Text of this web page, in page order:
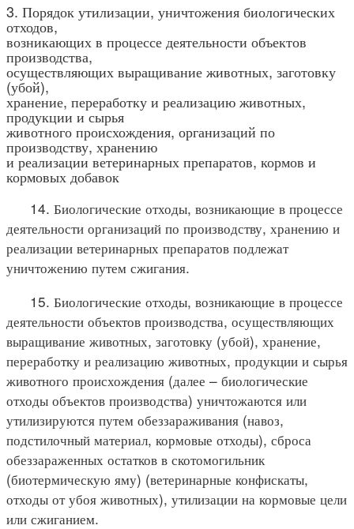
3. Порядок утилизации, уничтожения биологических
отходов,
возникающих в процессе деятельности объектов
производства,
осуществляющих выращивание животных, заготовку
(убой),
хранение, переработку и реализацию животных,
продукции и сырья
животного происхождения, организаций по
производству, хранению
и реализации ветеринарных препаратов, кормов и
кормовых добавок
14. Биологические отходы, возникающие в процессе
деятельности организаций по производству, хранению и
реализации ветеринарных препаратов подлежат
уничтожению путем сжигания.
15. Биологические отходы, возникающие в процессе
деятельности объектов производства, осуществляющих
выращивание животных, заготовку (убой), хранение,
переработку и реализацию животных, продукции и сырья
животного происхождения (далее – биологические
отходы объектов производства) уничтожаются или
утилизируются путем обеззараживания (навоз,
подстилочный материал, кормовые отходы), сброса
обеззараженных остатков в скотомогильник
(биотермическую яму) (ветеринарные конфискаты,
отходы от убоя животных), утилизации на кормовые цели
или сжиганием.